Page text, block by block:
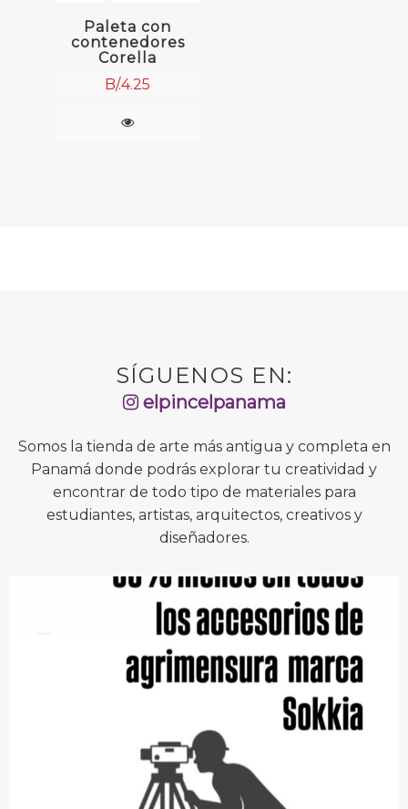
Paleta con
contenedores
Corella
B/.4.25
SÍGUENOS EN:
elpincelpanama
Somos la tienda de arte más antigua y completa en
Panamá donde podrás explorar tu creatividad y
encontrar de todo tipo de materiales para
estudiantes, artistas, arquitectos, creativos y
diseñadores.